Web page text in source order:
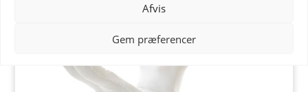
Afvis
Gem præferencer